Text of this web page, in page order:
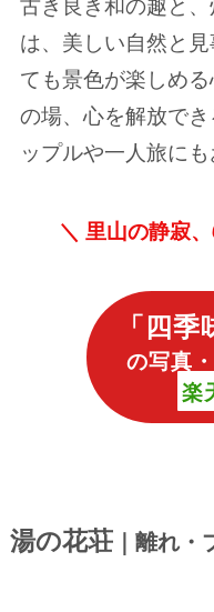
は、美しい自然と
ても景色が楽しめ
の場、心を解放で
ップルや一人旅にも
＼ 里山の静寂
「四季
の写真
楽
湯の花荘｜離れ・